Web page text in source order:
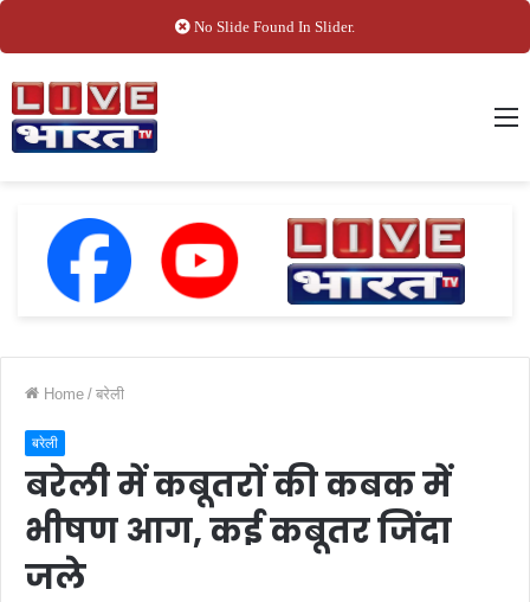
No Slide Found In Slider.
Home / बरेली
बरेली
बरेली में कबूतरों की कबक में
भीषण आग, कई कबूतर जिंदा
जले